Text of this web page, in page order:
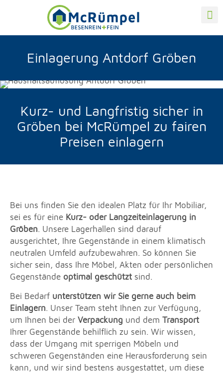
Einlagerung Antdorf Gröben
Kurz- und Langfristig sicher in
Gröben bei McRümpel zu fairen
Preisen einlagern
Bei uns finden Sie den idealen Platz für Ihr Mobiliar,
sei es für eine Kurz- oder Langzeiteinlagerung in
Gröben. Unsere Lagerhallen sind darauf
ausgerichtet, Ihre Gegenstände in einem klimatisch
neutralen Umfeld aufzubewahren. So können Sie
sicher sein, dass Ihre Möbel, Akten oder persönlichen
Gegenstände optimal geschützt sind.
Bei Bedarf unterstützen wir Sie gerne auch beim
Einlagern. Unser Team steht Ihnen zur Verfügung,
um Ihnen bei der Verpackung und dem Transport
Ihrer Gegenstände behilflich zu sein. Wir wissen,
dass der Umgang mit sperrigen Möbeln und
schweren Gegenständen eine Herausforderung sein
kann, und wir sind bestens ausgestattet, um diese